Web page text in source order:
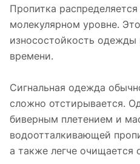
Пропитка
молекулярном уровне.
износостойкость одежды
времени.
Сигнальная одежда
сложно отстирывается.
биверным плетением и
водоотталкивающей
а также легче очищается